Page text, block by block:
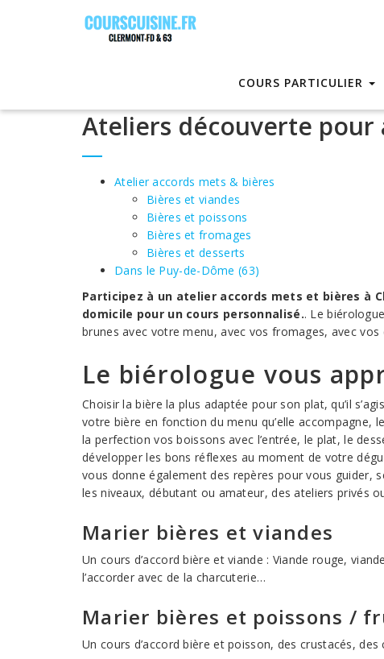
COURS PARTICULIER
Ateliers découverte pour
Atelier accords mets & bières
Bières et viandes
Bières et poissons
Bières et fromages
Bières et desserts
Dans le Puy-de-Dôme (63)
Participez à un atelier accords mets et bières à
domicile pour un cours personnalisé.. Le
brunes avec votre menu, avec vos fromages, avec vos
Le biérologue vous
Choisir la bière la plus adaptée pour son plat, qu’il
votre bière en fonction du menu qu’elle accompagne,
la perfection vos boissons avec l’entrée, le plat, le
développer les bons réflexes au moment de votre
vous donne également des repères pour vous guider,
les niveaux, débutant ou amateur, des ateliers privés
Marier bières et viandes
Un cours d’accord bière et viande : Viande rouge,
l’accorder avec de la charcuterie…
Marier bières et poissons /
Un cours d’accord bière et poisson, des crustacés,